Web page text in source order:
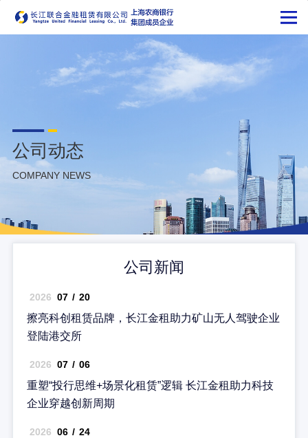
公司动态
COMPANY NEWS
公司新闻
2026 07 / 20
擦亮科创租赁品牌，长江金租助力矿山无人驾驶企业
登陆港交所
2026 07 / 06
重塑“投行思维+场景化租赁”逻辑 长江金租助力科技
企业穿越创新周期
2026 06 / 24